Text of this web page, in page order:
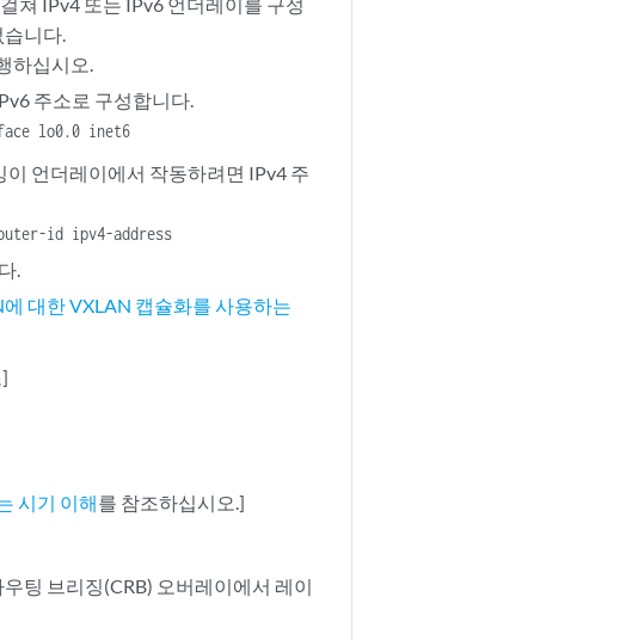
습니다.
하십시오.
주소로 구성합니다.
lo0.0 inet6
언더레이에서 작동하려면 IPv4 주
id ipv4-address
.
대한 VXLAN 캡슐화를 사용하는
시기 이해를 참조하십시오.]
팅 브리징(CRB) 오버레이에서 레이